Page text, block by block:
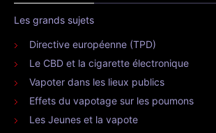
Les grands sujets
Directive européenne (TPD)
Le CBD et la cigarette électronique
Vapoter dans les lieux publics
Effets du vapotage sur les poumons
Les Jeunes et la vapote